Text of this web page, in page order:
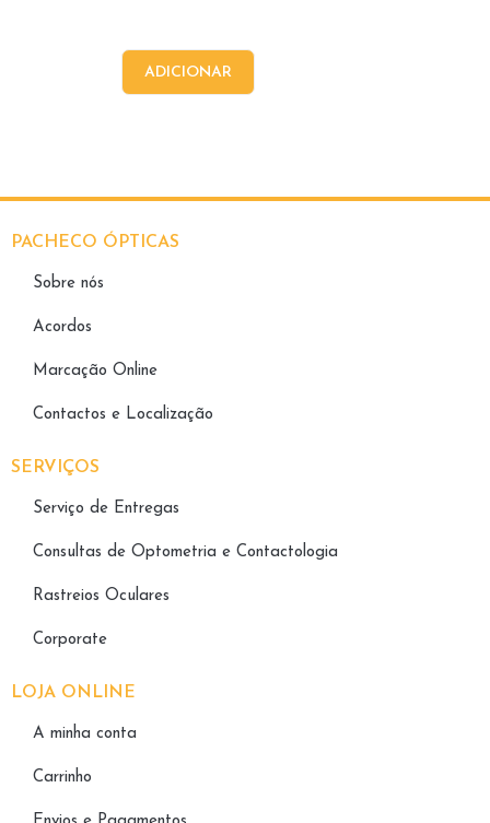
ADICIONAR
PACHECO ÓPTICAS
Sobre nós
Acordos
Marcação Online
Contactos e Localização
SERVIÇOS
Serviço de Entregas
Consultas de Optometria e Contactologia​
Rastreios Oculares
Corporate
LOJA ONLINE
A minha conta
Carrinho